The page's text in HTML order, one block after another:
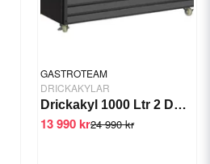
GASTROTEAM
DRICKAKYLAR
Drickakyl 1000 Ltr 2 Dörrar P1000WB
24 990 kr
13 990 kr